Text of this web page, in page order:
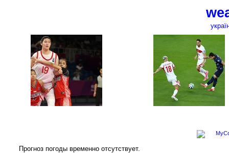
Прогноз погоды временно отсутствует.